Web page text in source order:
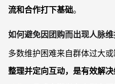
流和合作打下基础。
如何避免因团购而出现人脉维
多数维护困难来自群体过大或
整理并定向互动，是有效解